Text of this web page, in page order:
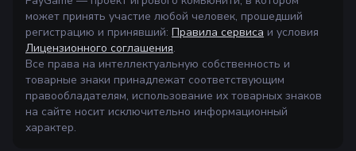
может принять участие любой человек, прошедший
регистрацию и принявший: Правила сервиса и условия
Лицензионного соглашения.
Все права на интеллектуальную собственность и
товарные знаки принадлежат соответствующим
правообладателям, использование их товарных знаков
на сайте носит исключительно информационный
характер.